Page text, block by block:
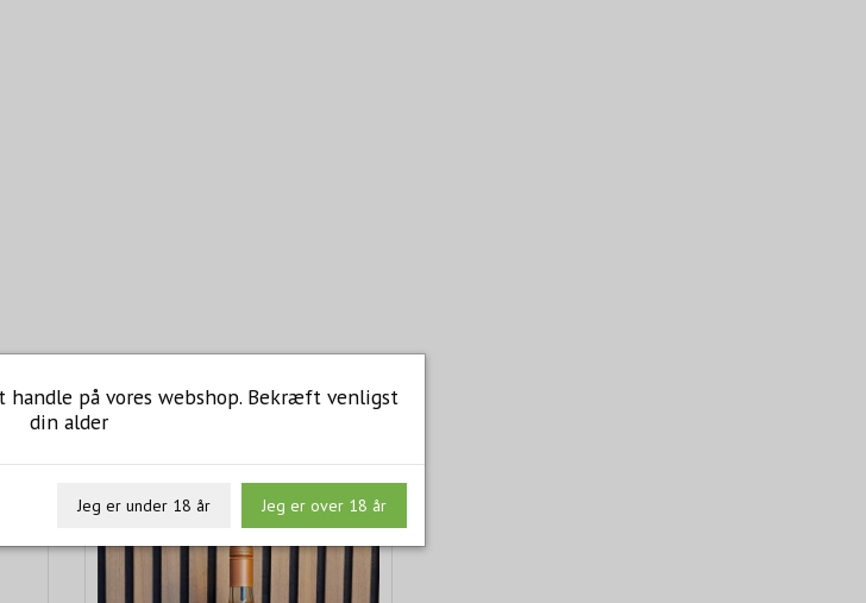
handle på vores webshop. Bekræft venligst
din alder
Jeg er under 18 år Jeg er over 18 år